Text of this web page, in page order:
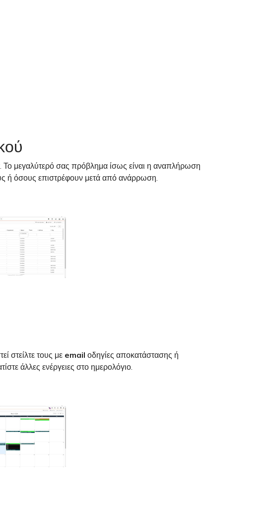
Το μεγαλύτερό σας πρόβλημα ίσως είναι η αναπλήρωση
ή όσους επιστρέφουν μετά από ανάρρωση.
στείλτε τους με email οδηγίες αποκατάστασης ή
άλλες ενέργειες στο ημερολόγιο.